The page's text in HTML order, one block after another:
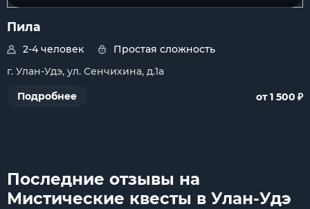
Пила
2-4 человек
Простая сложность
г. Улан-Удэ, ул. Сенчихина, д.1а
Подробнее
от 1 500 ₽
Последние отзывы на
Мистические квесты в Улан-Удэ